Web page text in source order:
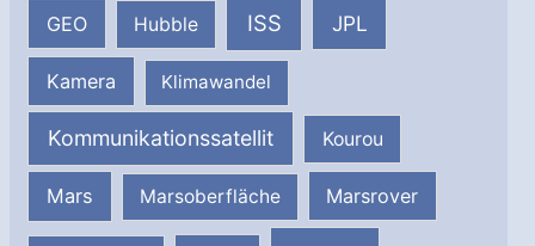
GEO Hubble ISS JPL
Kamera Klimawandel
Kommunikationssatellit Kourou
Mars Marsoberfläche Marsrover